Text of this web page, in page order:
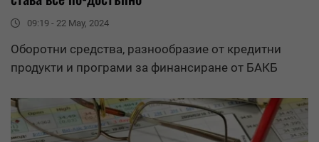
09:19 - 22 May, 2024
Оборотни средства, разнообразие от кредитни
продукти и програми за финансиране от БАКБ